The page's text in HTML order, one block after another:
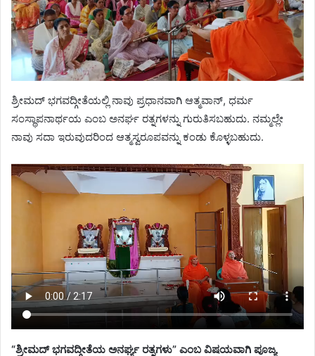
ಶ್ರೀಮದ್ ಭಗವದ್ಗೀತೆಯಲ್ಲಿ ನಾವು ಪ್ರಧಾನವಾಗಿ ಆತ್ಮವಾನ್, ಧರ್ಮ
ಸಂಸ್ಥಾಪನಾರ್ಥಯ ಎಂಬ ಅನರ್ಘ ರತ್ನಗಳನ್ನು ಗುರುತಿಸಬಹುದು. ನಮ್ಮಲ್ಲೇ
ನಾವು ಸದಾ ಇರುವುದರಿಂದ ಆತ್ಮಸ್ವರೂಪವನ್ನು ಕಂಡು ಕೊಳ್ಳಬಹುದು‌.
“ಶ್ರೀಮದ್ ಭಗವದ್ಗೀತೆಯ ಅನರ್ಘ್ಯ ರತ್ನಗಳು” ಎಂಬ ವಿಷಯವಾಗಿ ಪೂಜ್ಯ